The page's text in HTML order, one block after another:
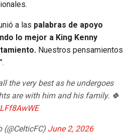
a las palabras de apoyo
lo mejor a King Kenny
Nuestros pensamientos
the very best as he undergoes
are with him and his family. 🍀
(@CelticFC) June 2, 2026